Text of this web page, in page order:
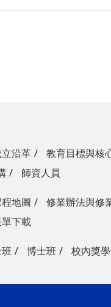
沿革
教育目標與核
師資人員
地圖 修業辦法與修
下載
博士班 校內獎